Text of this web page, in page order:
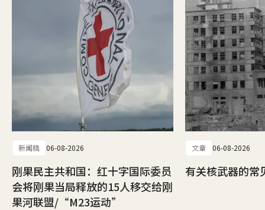
新闻稿 06-08-2026
刚果民主共和国：红十字国际委员
会将刚果当局释放的15人移交给刚
果河联盟/“M23运动”
文章 06-08-2026
有关核武器的常